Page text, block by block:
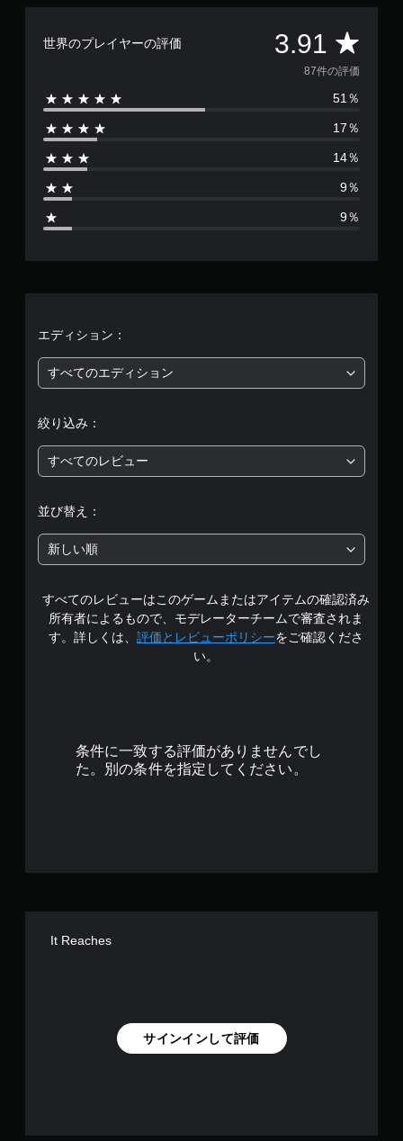
世界のプレイヤーの評価 3.91 評
価
数
は
7
価
5
段
中
の
3
.
87件の評価
51％
17％
14％
9％
9％
エディション：
すべてのエディション
絞り込み：
すべてのレビュー
並び替え：
新しい順
すべてのレビューはこのゲームまたはアイテムの確認済み
所有者によるもので、モデレーターチームで審査されま
す。詳しくは、 評価とレビューポリシーをご確認くださ
い。
条件に一致する評価がありませんでし
た。別の条件を指定してください。
It Reaches
サインインして評価